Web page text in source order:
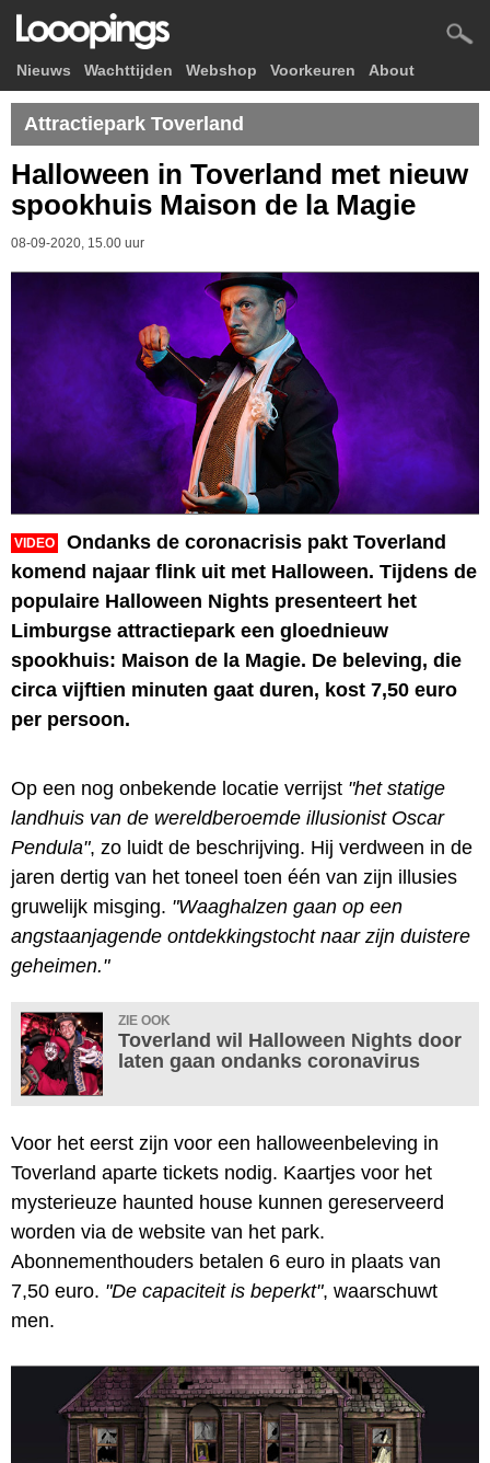
Nieuws Wachttijden Webshop Voorkeuren About
Attractiepark Toverland
Halloween in Toverland met nieuw
spookhuis Maison de la Magie
08-09-2020, 15.00 uur
VIDEO
Ondanks de coronacrisis pakt Toverland
komend najaar flink uit met Halloween. Tijdens de
populaire Halloween Nights presenteert het
Limburgse attractiepark een gloednieuw
spookhuis: Maison de la Magie. De beleving, die
circa vijftien minuten gaat duren, kost 7,50 euro
per persoon.
Op een nog onbekende locatie verrijst "het statige
landhuis van de wereldberoemde illusionist Oscar
Pendula", zo luidt de beschrijving. Hij verdween in de
jaren dertig van het toneel toen één van zijn illusies
gruwelijk misging. "Waaghalzen gaan op een
angstaanjagende ontdekkingstocht naar zijn duistere
geheimen."
ZIE OOK
Toverland wil Halloween Nights door
laten gaan ondanks coronavirus
Voor het eerst zijn voor een halloweenbeleving in
Toverland aparte tickets nodig. Kaartjes voor het
mysterieuze haunted house kunnen gereserveerd
worden via de website van het park.
Abonnementhouders betalen 6 euro in plaats van
7,50 euro. "De capaciteit is beperkt", waarschuwt
men.